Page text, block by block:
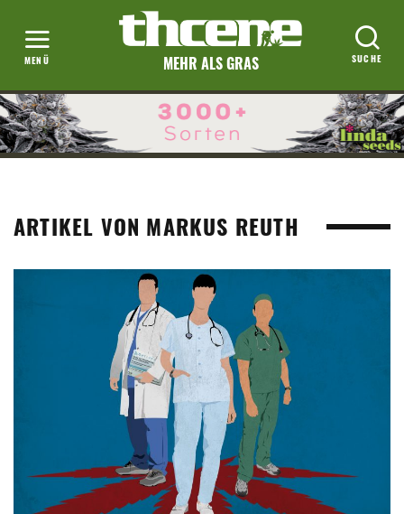
MEHR ALS GRAS
ARTIKEL VON MARKUS REUTH